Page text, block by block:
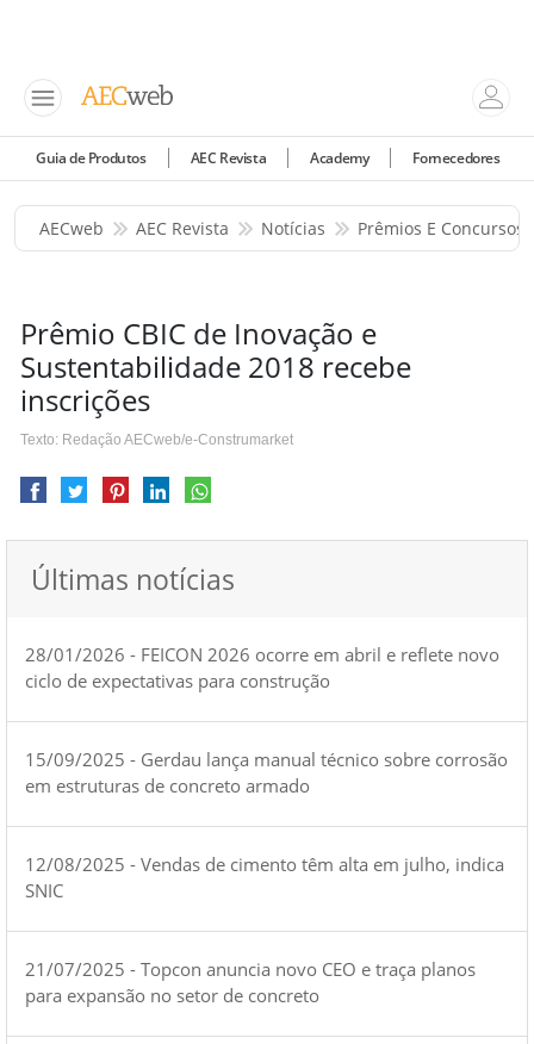
Guia de Produtos AEC Revista Academy Fornecedores
AECweb AEC Revista Notícias Prêmios E Concursos
Prêmio CBIC de Inovação e
Sustentabilidade 2018 recebe
inscrições
Texto: Redação AECweb/e-Construmarket
Últimas notícias
28/01/2026 - FEICON 2026 ocorre em abril e reflete novo
ciclo de expectativas para construção
15/09/2025 - Gerdau lança manual técnico sobre corrosão
em estruturas de concreto armado
12/08/2025 - Vendas de cimento têm alta em julho, indica
SNIC
21/07/2025 - Topcon anuncia novo CEO e traça planos
para expansão no setor de concreto